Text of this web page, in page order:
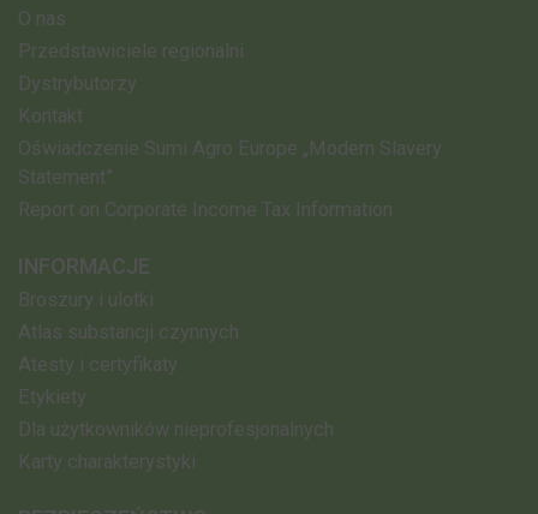
O nas
Przedstawiciele regionalni
Dystrybutorzy
Kontakt
Oświadczenie Sumi Agro Europe „Modern Slavery
Statement”
Report on Corporate Income Tax Information
INFORMACJE
Broszury i ulotki
Atlas substancji czynnych
Atesty i certyfikaty
Etykiety
Dla użytkowników nieprofesjonalnych
Karty charakterystyki